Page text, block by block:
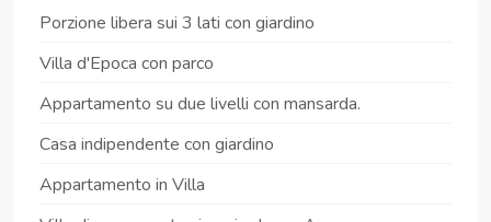
Porzione libera sui 3 lati con giardino
Villa d'Epoca con parco
Appartamento su due livelli con mansarda.
Casa indipendente con giardino
Appartamento in Villa